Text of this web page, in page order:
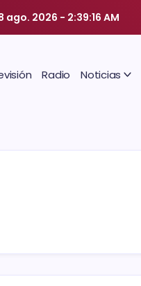
ago. 2026 - 2:39:17 AM
Radio Noticias